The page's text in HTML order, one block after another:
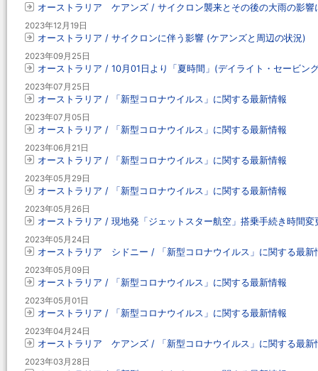
オーストラリア ケアンズ / サイクロン襲来とその後の大雨の影響
2023年12月19日
オーストラリア / サイクロンに伴う影響 (ケアンズと周辺の状況)
2023年09月25日
オーストラリア / 10月01日より「夏時間」(デイライト・セービン
2023年07月25日
オーストラリア / 「新型コロナウイルス」に関する最新情報
2023年07月05日
オーストラリア / 「新型コロナウイルス」に関する最新情報
2023年06月21日
オーストラリア / 「新型コロナウイルス」に関する最新情報
2023年05月29日
オーストラリア / 「新型コロナウイルス」に関する最新情報
2023年05月26日
オーストラリア / 現地発「ジェットスター航空」搭乗手続き時間変
2023年05月24日
オーストラリア シドニー / 「新型コロナウイルス」に関する最新
2023年05月09日
オーストラリア / 「新型コロナウイルス」に関する最新情報
2023年05月01日
オーストラリア / 「新型コロナウイルス」に関する最新情報
2023年04月24日
オーストラリア ケアンズ / 「新型コロナウイルス」に関する最新
2023年03月28日